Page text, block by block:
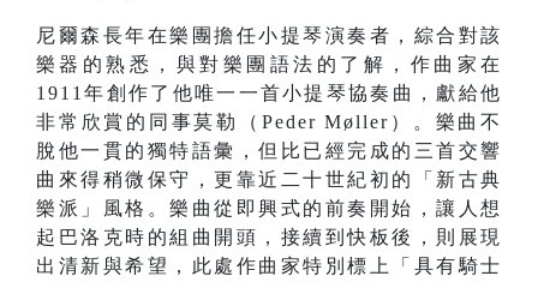
尼爾森長年在樂團擔任小提琴演奏者，綜合對該
樂器的熟悉，與對樂團語法的了解，作曲家在
1911年創作了他唯一一首小提琴協奏曲，獻給他
非常欣賞的同事莫勒（Peder Møller）。樂曲不
脫他一貫的獨特語彙，但比已經完成的三首交響
曲來得稍微保守，更靠近二十世紀初的「新古典
樂派」風格。樂曲從即興式的前奏開始，讓人想
起巴洛克時的組曲開頭，接續到快板後，則展現
出清新與希望，此處作曲家特別標上「具有騎士